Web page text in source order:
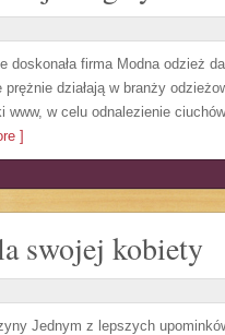
doskonała firma Modna odzież
działają w branży
www, w celu odnalezienie
]
swojej kobiety
Jednym z lepszych